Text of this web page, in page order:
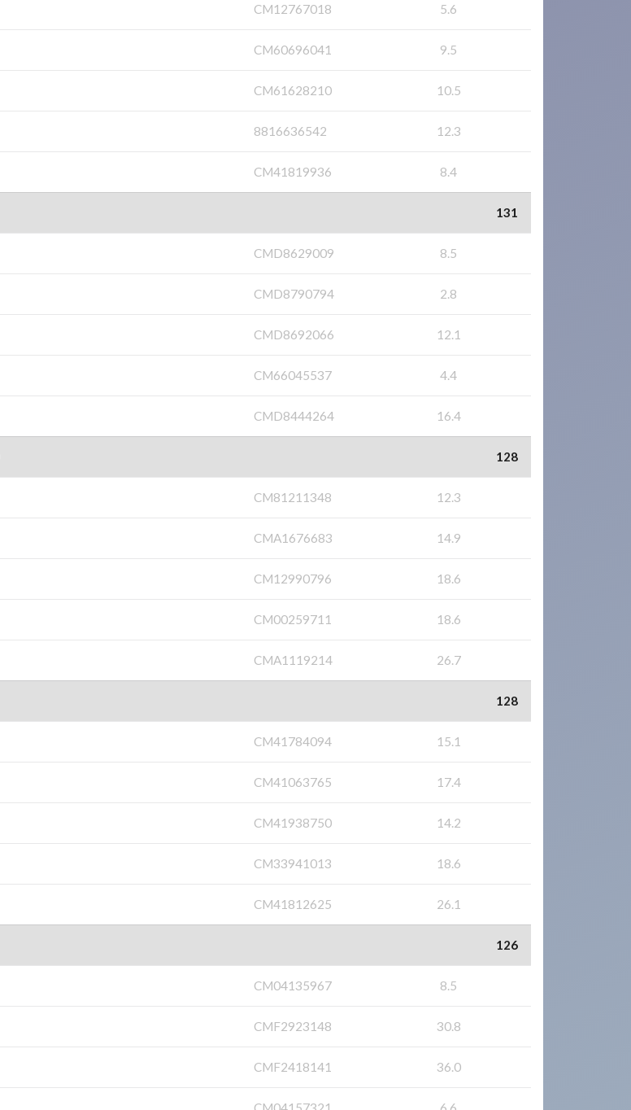
CM12767018 5.6
CM60696041 9.5
CM61628210 10.5
8816636542 12.3
CM41819936 8.4
131
CMD8629009 8.5
CMD8790794 2.8
CMD8692066 12.1
CM66045537 4.4
CMD8444264 16.4
128
CM81211348 12.3
CMA1676683 14.9
CM12990796 18.6
CM00259711 18.6
CMA1119214 26.7
128
CM41784094 15.1
CM41063765 17.4
CM41938750 14.2
CM33941013 18.6
CM41812625 26.1
126
CM04135967 8.5
CMF2923148 30.8
CMF2418141 36.0